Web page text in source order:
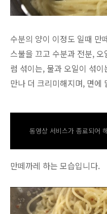
수분의 양이 이정도 일때 만
스불을 끄고 수분과 전분,
럼 섞이는, 물과 오일이 섞
만나 더 크리미해지며, 면에
동영상 서비스가 종료되어
만떼까레 하는 모습입니다.